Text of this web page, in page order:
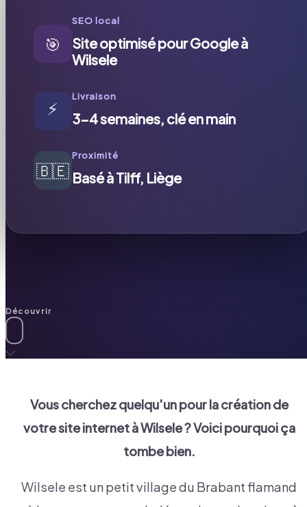
🎯
SEO local
Site optimisé pour Google à
Wilsele
⚡
Livraison
3-4 semaines, clé en main
🇧🇪
Proximité
Basé à Tilff, Liège
Découvrir
Vous cherchez quelqu'un pour la création de
votre site internet àWilsele? Voici pourquoi ça
tombe bien.
Wilsele est un petit village du Brabant flamand